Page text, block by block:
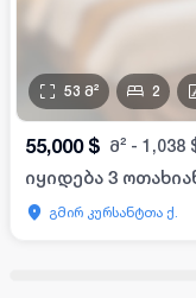
53 მ² 2
55,000 $ მ² - 1,038
იყიდება 3
გმირ კურსანტთა ქ.